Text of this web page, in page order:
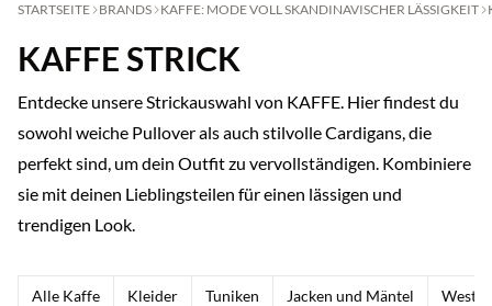
STARTSEITE BRANDS KAFFE: MODE VOLL SKANDINAVISCHER LÄSSIGKEIT
KAFFE STRICK
Entdecke unsere Strickauswahl von KAFFE. Hier findest du
sowohl weiche Pullover als auch stilvolle Cardigans, die
perfekt sind, um dein Outfit zu vervollständigen. Kombiniere
sie mit deinen Lieblingsteilen für einen lässigen und
trendigen Look.
Alle Kaffe Kleider Tuniken Jacken und Mäntel Westen